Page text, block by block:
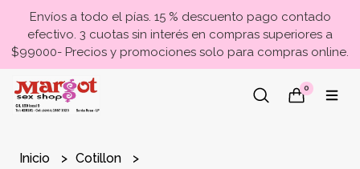
Envíos a todo el pías. 15 % descuento pago contado
efectivo. 3 cuotas sin interés en compras superiores a
$99000- Precios y promociones solo para compras online.
0
Inicio
Cotillon